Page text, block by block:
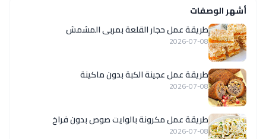
أشهر الوصفات
طريقة عمل حجار القلعة بمربى المشمش
2026-07-08
طريقة عمل عجينة الكبة بدون ماكينة
2026-07-08
طريقة عمل مكرونة بالوايت صوص بدون فراخ
2026-07-08